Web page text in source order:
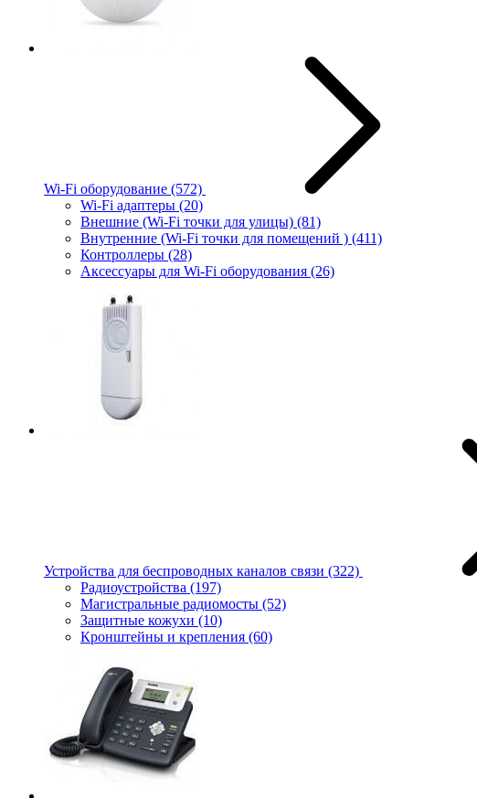
Wi-Fi оборудование (572)
Wi-Fi адаптеры (20)
Внешние (Wi-Fi точки для улицы) (81)
Внутренние (Wi-Fi точки для помещений ) (411)
Контроллеры (28)
Аксессуары для Wi-Fi оборудования (26)
Устройства для беспроводных каналов связи (322)
Радиоустройства (197)
Магистральные радиомосты (52)
Защитные кожухи (10)
Кронштейны и крепления (60)